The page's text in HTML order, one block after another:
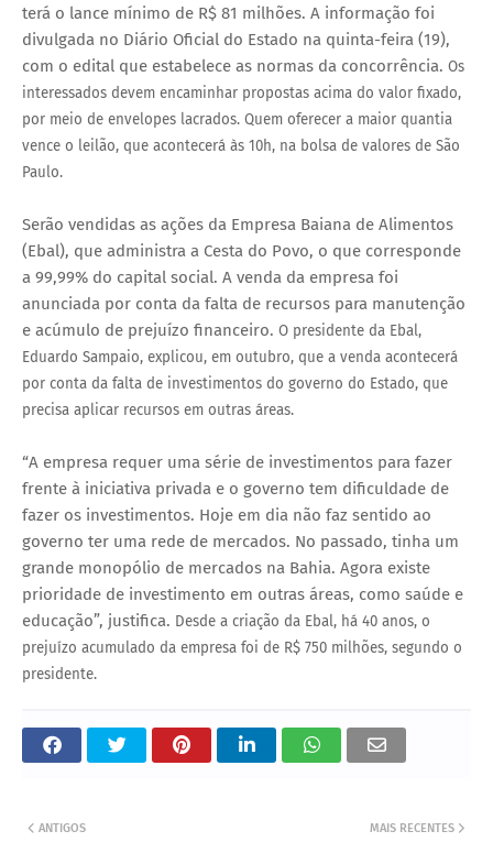
terá o lance mínimo de R$ 81 milhões. A informação foi
divulgada no Diário Oficial do Estado na quinta-feira (19),
com o edital que estabelece as normas da concorrência. Os
interessados devem encaminhar propostas acima do valor fixado,
por meio de envelopes lacrados. Quem oferecer a maior quantia
vence o leilão, que acontecerá às 10h, na bolsa de valores de São
Paulo.
Serão vendidas as ações da Empresa Baiana de Alimentos
(Ebal), que administra a Cesta do Povo, o que corresponde
a 99,99% do capital social. A venda da empresa foi
anunciada por conta da falta de recursos para manutenção
e acúmulo de prejuízo financeiro. O presidente da Ebal,
Eduardo Sampaio, explicou, em outubro, que a venda acontecerá
por conta da falta de investimentos do governo do Estado, que
precisa aplicar recursos em outras áreas.
“A empresa requer uma série de investimentos para fazer
frente à iniciativa privada e o governo tem dificuldade de
fazer os investimentos. Hoje em dia não faz sentido ao
governo ter uma rede de mercados. No passado, tinha um
grande monopólio de mercados na Bahia. Agora existe
prioridade de investimento em outras áreas, como saúde e
educação”, justifica. Desde a criação da Ebal, há 40 anos, o
prejuízo acumulado da empresa foi de R$ 750 milhões, segundo o
presidente.
MAIS RECENTES
ANTIGOS